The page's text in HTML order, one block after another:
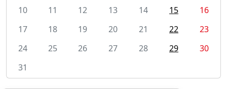
10
11 12 13 14 15
16
17
18 19 20 21 22
23
24
25 26 27 28 29
30
31